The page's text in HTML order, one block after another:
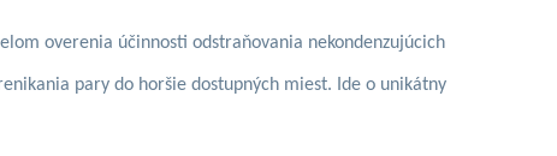
overenia účinnosti odstraňovania nekondenzujúcich
pary do horšie dostupných miest. Ide o unikátny